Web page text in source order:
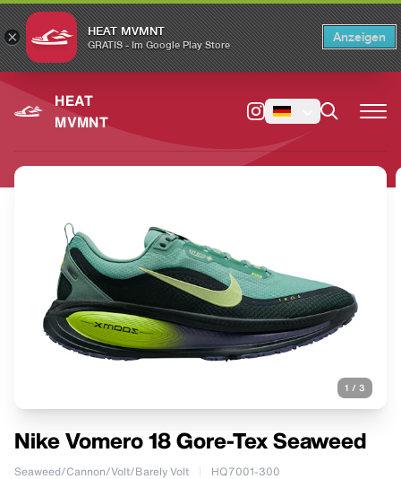
× HEAT MVMNT
GRATIS - Im Google Play Store
Anzeigen
HEAT
MVMNT
1 / 3
Nike Vomero 18 Gore-Tex Seaweed
Seaweed/Cannon/Volt/Barely Volt HQ7001-300
Switch to the English version? Switch ×